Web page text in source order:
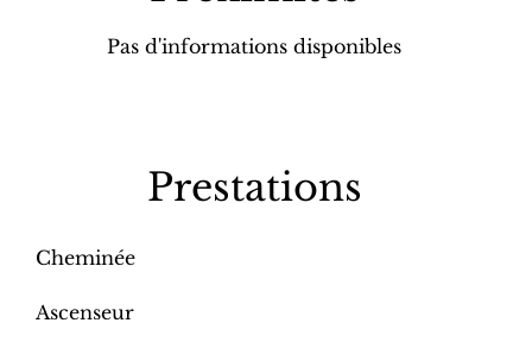
Pas d'informations disponibles
Prestations
Cheminée
Ascenseur